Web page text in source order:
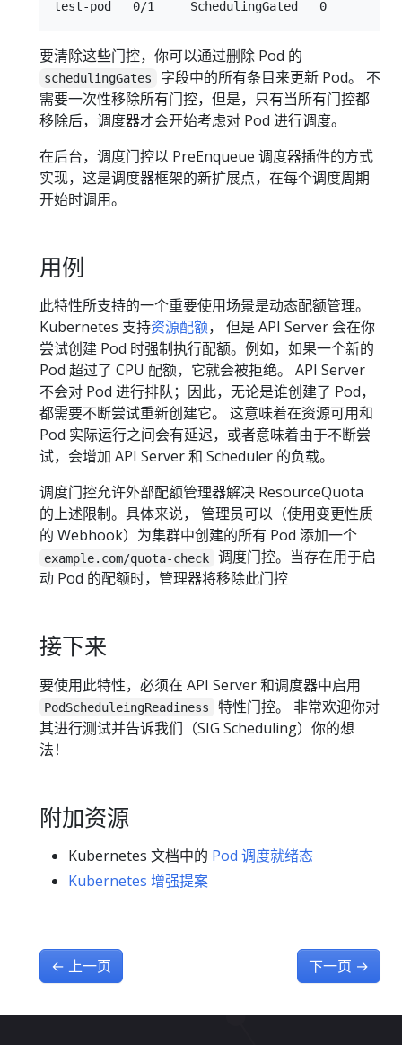
要清除这些门控，你可以通过删除 Pod 的
schedulingGates
字段中的所有条目来更新 Pod。 不
需要一次性移除所有门控，但是，只有当所有门控都
移除后，调度器才会开始考虑对 Pod 进行调度。
在后台，调度门控以 PreEnqueue 调度器插件的方式
实现，这是调度器框架的新扩展点，在每个调度周期
开始时调用。
用例
此特性所支持的一个重要使用场景是动态配额管理。
Kubernetes 支持资源配额， 但是 API Server 会在你
尝试创建 Pod 时强制执行配额。例如，如果一个新的
Pod 超过了 CPU 配额，它就会被拒绝。 API Server
不会对 Pod 进行排队；因此，无论是谁创建了 Pod，
都需要不断尝试重新创建它。 这意味着在资源可用和
Pod 实际运行之间会有延迟，或者意味着由于不断尝
试，会增加 API Server 和 Scheduler 的负载。
调度门控允许外部配额管理器解决 ResourceQuota
的上述限制。具体来说， 管理员可以（使用变更性质
的 Webhook）为集群中创建的所有 Pod 添加一个
example.com/quota-check
调度门控。当存在用于启
动 Pod 的配额时，管理器将移除此门控
接下来
要使用此特性，必须在 API Server 和调度器中启用
PodScheduleingReadiness
特性门控。 非常欢迎你对
其进行测试并告诉我们（SIG Scheduling）你的想
法！
附加资源
Kubernetes 文档中的 Pod 调度就绪态
Kubernetes 增强提案
← 上一页 下一页 →